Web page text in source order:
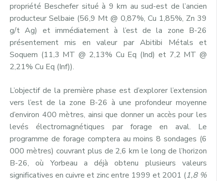
propriété Beschefer situé à 9 km au sud-est de l’ancien
producteur Selbaie (56,9 Mt @ 0,87%, Cu 1,85%, Zn 39
g/t Ag) et immédiatement à l’est de la zone B-26
présentement mis en valeur par Abitibi Métals et
Soquem (11,3 MT @ 2,13% Cu Eq (Ind) et 7,2 MT @
2,21% Cu Eq (Inf)).
L’objectif de la première phase est d’explorer l’extension
vers l’est de la zone B-26 à une profondeur moyenne
d’environ 400 mètres, ainsi que donner un accès pour les
levés électromagnétiques par forage en aval. Le
programme de forage comptera au moins 8 sondages (6
000 mètres) couvrant plus de 2,6 km le long de l’horizon
B-26, où Yorbeau a déjà obtenu plusieurs valeurs
significatives en cuivre et zinc entre 1999 et 2001 (1,8 %